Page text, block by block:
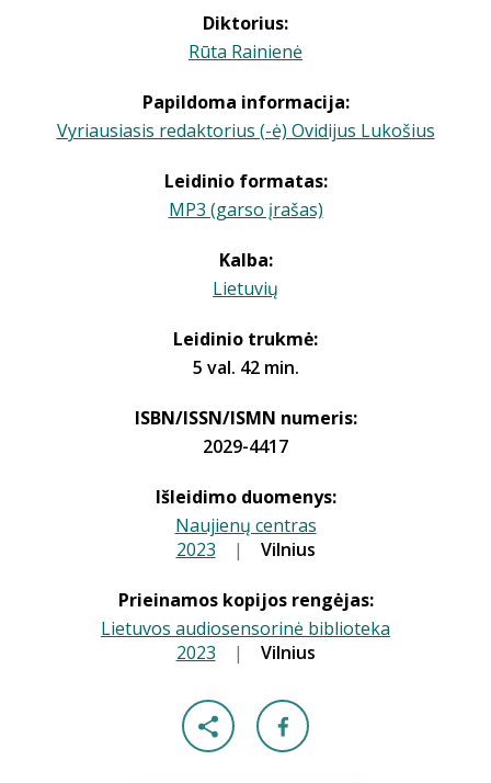
Diktorius:
Rūta Rainienė
Papildoma informacija:
Vyriausiasis redaktorius (-ė) Ovidijus Lukošius
Leidinio formatas:
MP3 (garso įrašas)
Kalba:
Lietuvių
Leidinio trukmė:
5 val. 42 min.
ISBN/ISSN/ISMN numeris:
2029-4417
Išleidimo duomenys:
Naujienų centras
2023 | Vilnius
Prieinamos kopijos rengėjas:
Lietuvos audiosensorinė biblioteka
2023 | Vilnius